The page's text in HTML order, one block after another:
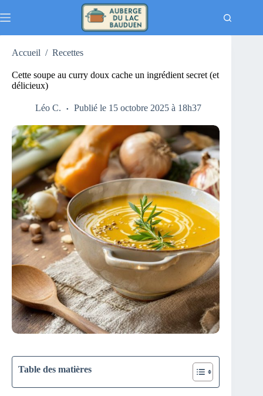
au
Accueil / Recettes
Cette soupe au curry doux cache un ingrédient secret (et
délicieux)
Léo C. Publié le 15 octobre 2025 à 18h37
Table des matières